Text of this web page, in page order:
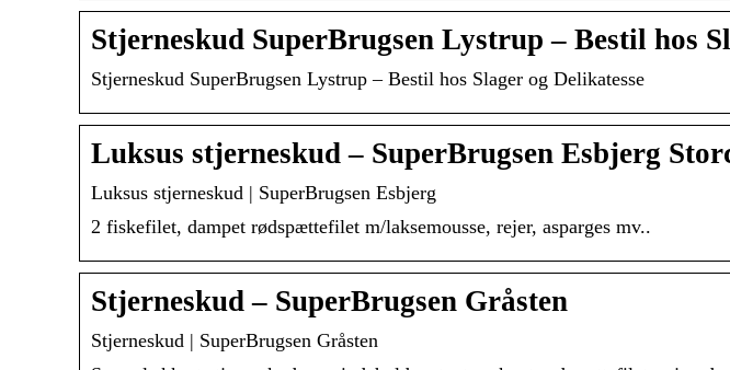
Stjerneskud SuperBrugsen Lystrup – Bestil hos
Stjerneskud SuperBrugsen Lystrup – Bestil hos Slager og Delikatesse
Luksus stjerneskud – SuperBrugsen Esbjerg
Luksus stjerneskud | SuperBrugsen Esbjerg
2 fiskefilet, dampet rødspættefilet m/laksemousse, rejer, asparges mv..
Stjerneskud – SuperBrugsen Gråsten
Stjerneskud | SuperBrugsen Gråsten